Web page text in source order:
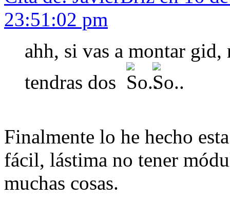
23:51:02 pm
ahh, si vas a montar
tendras dos
Finalmente lo he hecho
fácil, lástima no tener
muchas cosas.